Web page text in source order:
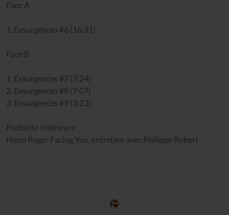
Face A
1. Exsurgences #6 (16:31)
Face B
1. Exsurgences #7 (7:24)
2. Exsurgences #8 (7:07)
3. Exsurgences #9 (3:23)
Pochette Intérieure :
Henri Roger Facing You, entretien avec Philippe Robert